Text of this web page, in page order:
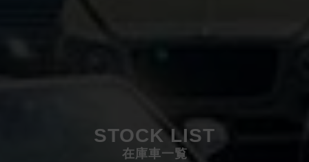
STOCK LIST
在庫車一覧